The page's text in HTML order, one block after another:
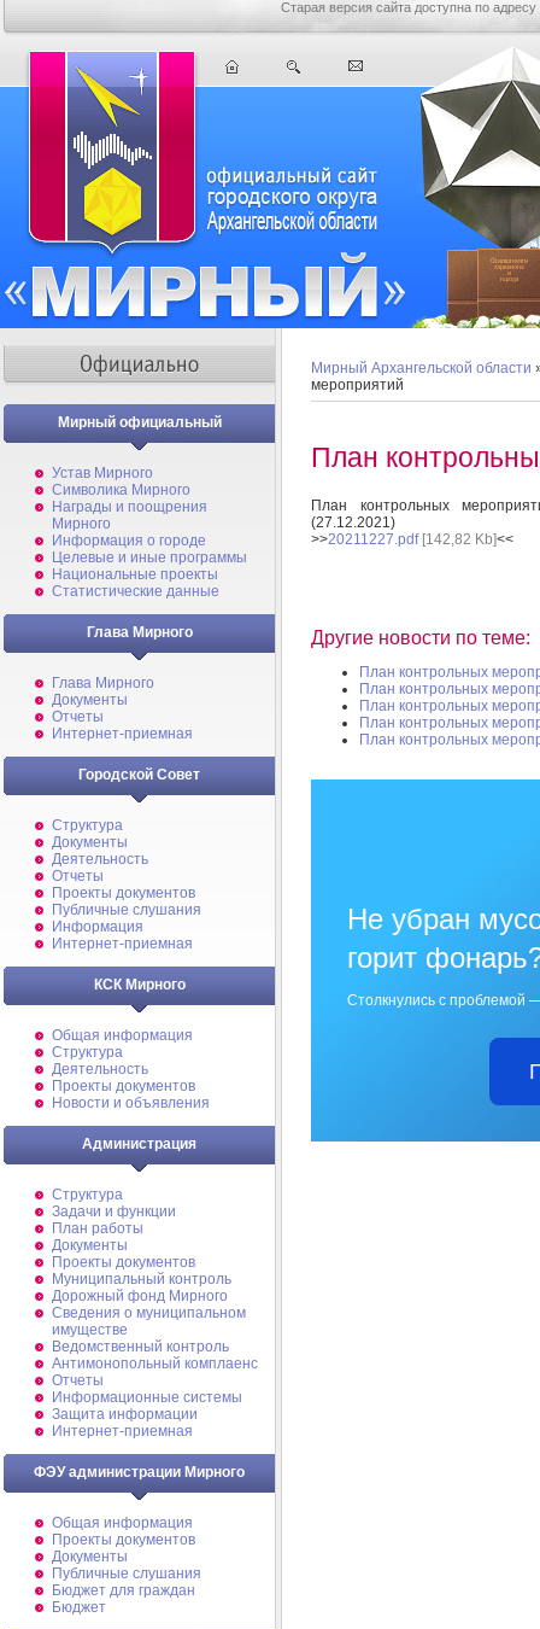
Старая версия сайта доступна по адресу
Мирный официальный
Устав Мирного
Символика Мирного
Награды и поощрения
Мирного
Информация о городе
Целевые и иные программы
Национальные проекты
Статистические данные
Глава Мирного
Глава Мирного
Документы
Отчеты
Интернет-приемная
Городской Совет
Структура
Документы
Деятельность
Отчеты
Проекты документов
Публичные слушания
Информация
Интернет-приемная
КСК Мирного
Общая информация
Структура
Деятельность
Проекты документов
Новости и объявления
Администрация
Структура
Задачи и функции
План работы
Документы
Проекты документов
Муниципальный контроль
Дорожный фонд Мирного
Cведения о муниципальном
имуществе
Ведомственный контроль
Антимонопольный комплаенс
Отчеты
Информационные системы
Защита информации
Интернет-приемная
ФЭУ администрации Мирного
Общая информация
Проекты документов
Документы
Публичные слушания
Бюджет для граждан
Бюджет
Мирный Архангельской области
мероприятий
План
План контрольных
(27.12.2021)
>>20211227.pdf[142,82 Kb]<<
Другие новости по теме:
План контрольных
План контрольных
План контрольных
План контрольных
План контрольных
Не убран
горит
Столкнулись с проблемой